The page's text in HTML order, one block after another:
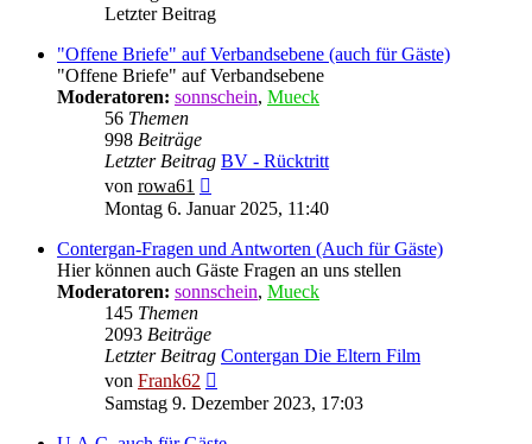
Letzter Beitrag
"Offene Briefe" auf Verbandsebene (auch für Gäste)
"Offene Briefe" auf Verbandsebene
Moderatoren: sonnschein, Mueck
56 Themen
998 Beiträge
Letzter Beitrag BV - Rücktritt
von rowa61
Beitrag
Montag 6. Januar 2025, 11:40
Contergan-Fragen und Antworten (Auch für Gäste)
Hier können auch Gäste Fragen an uns stellen
Moderatoren: sonnschein, Mueck
145 Themen
2093 Beiträge
Letzter Beitrag Contergan Die Eltern Film
von Frank62
Beitrag
Samstag 9. Dezember 2023, 17:03